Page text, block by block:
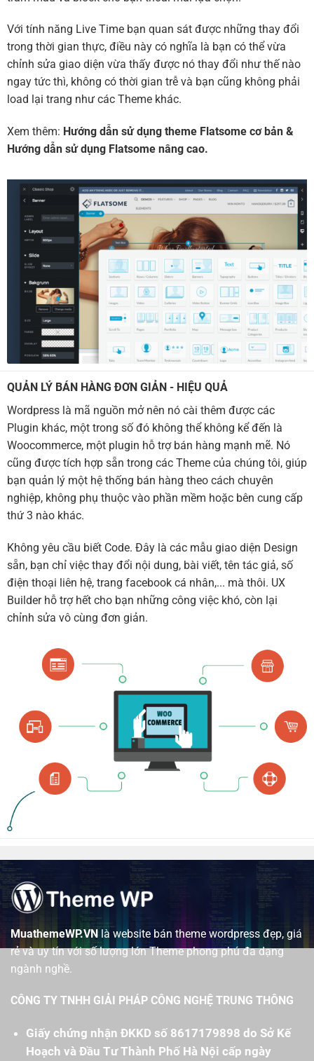
Với tính năng Live Time bạn quan sát được những thay đổi
trong thời gian thực, điều này có nghĩa là bạn có thể vừa
chỉnh sửa giao diện vừa thấy được nó thay đổi như thế nào
ngay tức thì, không có thời gian trễ và bạn cũng không phải
load lại trang như các Theme khác.
Xem thêm: Hướng dẫn sử dụng theme Flatsome cơ bản &
Hướng dẫn sử dụng Flatsome nâng cao.
QUẢN LÝ BÁN HÀNG ĐƠN GIẢN - HIỆU QUẢ
Wordpress là mã nguồn mở nên nó cài thêm được các
Plugin khác, một trong số đó không thể không kể đến là
Woocommerce, một plugin hỗ trợ bán hàng mạnh mẽ. Nó
cũng được tích hợp sẵn trong các Theme của chúng tôi, giúp
bạn quản lý một hệ thống bán hàng theo cách chuyên
nghiệp, không phụ thuộc vào phần mềm hoặc bên cung cấp
thứ 3 nào khác.
Không yêu cầu biết Code. Đây là các mẫu giao diện Design
sẵn, bạn chỉ việc thay đổi nội dung, bài viết, tên tác giả, số
điện thoại liên hệ, trang facebook cá nhân,... mà thôi. UX
Builder hỗ trợ hết cho bạn những công việc khó, còn lại
chỉnh sửa vô cùng đơn giản.
MuathemeWP.VNlà website bán theme wordpress đẹp, giá
rẻ và uy tín với số lượng lớn Theme phong phú đa dạng
ngành nghề.
CÔNG TY TNHH GIẢI PHÁP CÔNG NGHỆ TRUNG THÔNG
Giấy chứng nhận ĐKKD số 8617179898 do Sở Kế
Hoạch và Đầu Tư Thành Phố Hà Nội cấp ngày